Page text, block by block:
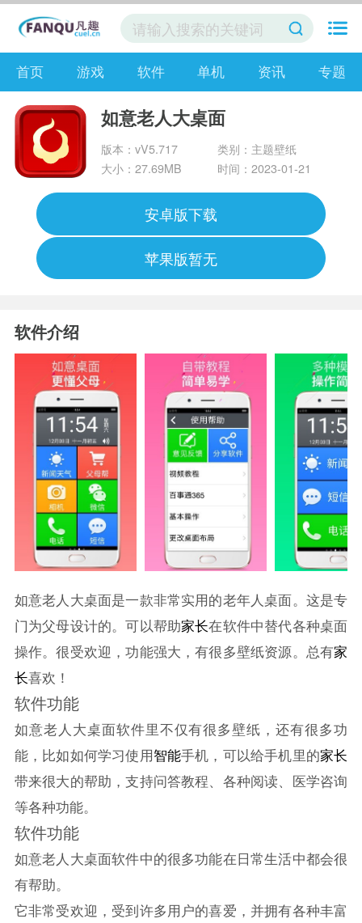
首页 游戏 软件 单机 资讯 专题
如意老人大桌面
版本：vV5.717
类别：主题壁纸
大小：27.69MB
时间：2023-01-21
安卓版下载
苹果版暂无
软件介绍
如意老人大桌面是一款非常实用的老年人桌面。这是专
门为父母设计的。可以帮助家长在软件中替代各种桌面
操作。很受欢迎，功能强大，有很多壁纸资源。总有家
长喜欢！
软件功能
如意老人大桌面软件里不仅有很多壁纸，还有很多功
能，比如如何学习使用智能手机，可以给手机里的家长
带来很大的帮助，支持问答教程、各种阅读、医学咨询
等各种功能。
软件功能
如意老人大桌面软件中的很多功能在日常生活中都会很
有帮助。
它非常受欢迎，受到许多用户的喜爱，并拥有各种丰富